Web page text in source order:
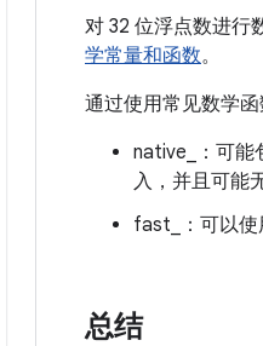
对 32 位浮点数进行
学常量和函数。
通过使用常见数学
native_：可能
入，并且可能
fast_：可以使
总结